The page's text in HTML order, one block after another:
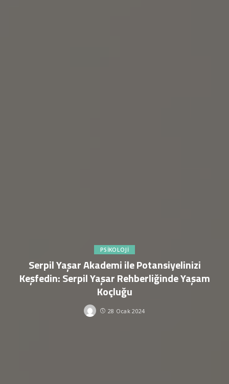
PSIKOLOJI
Serpil Yaşar Akademi ile Potansiyelinizi
Keşfedin: Serpil Yaşar Rehberliğinde Yaşam
Koçluğu
28 Ocak 2024